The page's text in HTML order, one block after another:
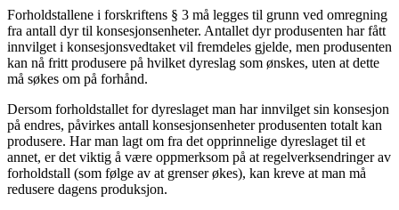
Forholdstallene i forskriftens § 3 må legges til grunn ved omregning
fra antall dyr til konsesjonsenheter. Antallet dyr produsenten har fått
innvilget i konsesjonsvedtaket vil fremdeles gjelde, men produsenten
kan nå fritt produsere på hvilket dyreslag som ønskes, uten at dette
må søkes om på forhånd.
Dersom forholdstallet for dyreslaget man har innvilget sin konsesjon
på endres, påvirkes antall konsesjonsenheter produsenten totalt kan
produsere. Har man lagt om fra det opprinnelige dyreslaget til et
annet, er det viktig å være oppmerksom på at regelverksendringer av
forholdstall (som følge av at grenser økes), kan kreve at man må
redusere dagens produksjon.